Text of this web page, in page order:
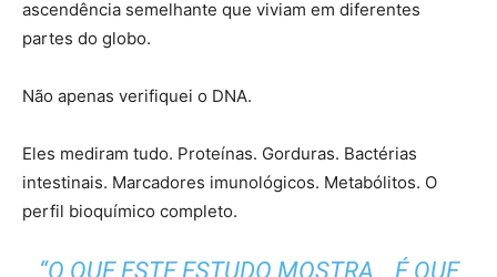
ascendência semelhante que viviam em diferentes
partes do globo.
Não apenas verifiquei o DNA.
Eles mediram tudo. Proteínas. Gorduras. Bactérias
intestinais. Marcadores imunológicos. Metabólitos. O
perfil bioquímico completo.
“O QUE ESTE ESTUDO MOSTRA… É QUE